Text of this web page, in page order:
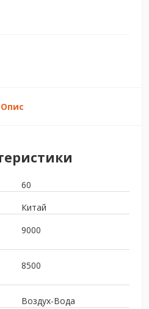
Опис
60
Китай
9000
8500
Воздух-Вода